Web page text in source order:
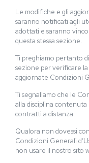
Le modifiche e gli
saranno notificati agli
adottati e saranno
questa stessa sezione.
Ti preghiamo pertanto
sezione per verificare
aggiornate Condizioni
Ti segnaliamo che le
alla disciplina
contratti a distanza.
Qualora non dovessi
Condizioni Generali
non usare il nostro sito